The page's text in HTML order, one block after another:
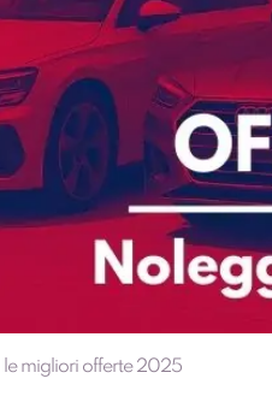
le migliori offerte 2025